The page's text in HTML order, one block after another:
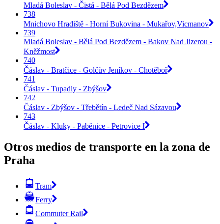
Mladá Boleslav - Čistá - Bělá Pod Bezdězem
738
Mnichovo Hradiště - Horní Bukovina - Mukařov,Vicmanov
739
Mladá Boleslav - Bělá Pod Bezdězem - Bakov Nad Jizerou -
Kněžmost
740
Čáslav - Bratčice - Golčův Jeníkov - Chotěboř
741
Čáslav - Tupadly - Zbýšov
742
Čáslav - Zbýšov - Třebětín - Ledeč Nad Sázavou
743
Čáslav - Kluky - Paběnice - Petrovice I
Otros medios de transporte en la zona de
Praha
Tram
Ferry
Commuter Rail